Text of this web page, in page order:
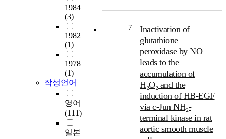
1984
(3)
1982
(1)
1978
(1)
작성언어
영어
(111)
일본
1unicate social pretend
play between tlletwo
cultures. Anglo-Amerjcan
parents believed tllat
chlldren's play is important
for their children's
development and joined
their children's pretend
play more oftenthan
Korean-American parents.
Korean-American children
용으로 소비자의 마음을
사로잡고 있었다. 제 3장
에서는 기존의 텔레비젼
광고 메시지와 인포머셜
메시지를 비교했다. 텔레
비젼 광고에서는 모델의
추천이나 상품의 성능에
관한 것이 대부분으로 '행
복의 추구'를 강조하는 인
포머셜과는 차이를 보였
다. 인포머셜은 보다 소비
자의 감성적인 부분에 호
운 재료, 예를 들어 광전변
환소자의 특성이 기대된
다. 본 연 구에서는 유기박
막과 같은 온도에서 결정
성장이 가능한 무기물질
을 탐색하고 ,결정화한 유
기 / 무기 적층막을 창조하
는 것으로, 특히 적층막의
광전변환특 성을 밝히는
것을 목적으로 한다. Cu-
Phthalocyanine/PbTe 단층
막은 기반온도 300℃에서
7
Inactivation of
glutathione
peroxidase by NO
leads to the
accumulation of
H₂O₂ and the
induction of HB-EGF
via c-Jun NH₂-
terminal kinase in rat
aortic smooth muscle